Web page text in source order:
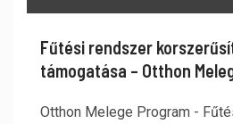
Fűtési rendszer
támogatása – Otthon
Otthon Melege Program -